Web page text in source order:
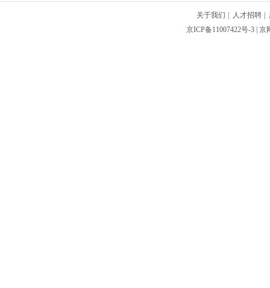
关于我们 人才招聘
京ICP备11007422号-3 |